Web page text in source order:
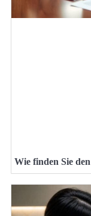
Wie finden Sie